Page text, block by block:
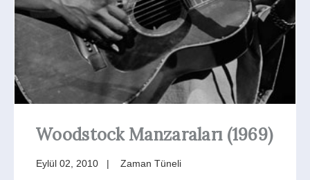
Woodstock Manzaraları (1969)
Eylül 02, 2010 Zaman Tüneli